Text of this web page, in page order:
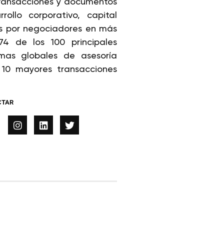
corporativo, capital
por negociadores en más
de los 100 principales
globales de asesoría
mayores transacciones